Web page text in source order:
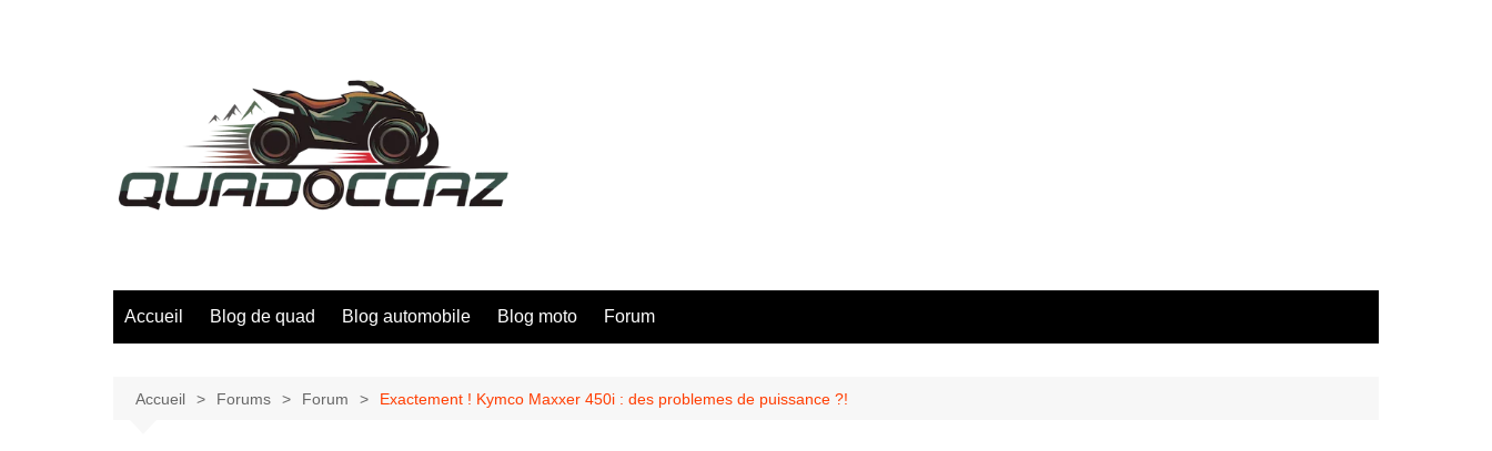
Accueil Blog de quad Blog automobile Blog moto Forum
Accueil Forums Forum Exactement ! Kymco Maxxer 450i : des problemes de puissance ?!